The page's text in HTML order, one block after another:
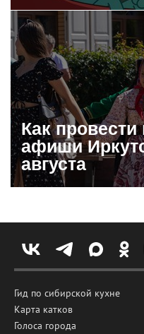
Как
афиши
августа
Гид по сибирской кухне
Карта катков
Голоса города